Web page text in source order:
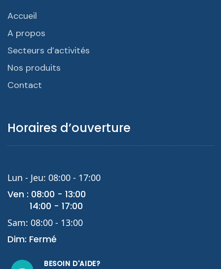
Accueil
A propos
Secteurs d’activités
Nos produits
Contact
Horaires d’ouverture
Lun - Jeu: 08:00 - 17:00
Ven : 08:00 - 13:00
14:00 - 17:00
Sam: 08:00 - 13:00
Dim: Fermé
BESOIN D'AIDE?